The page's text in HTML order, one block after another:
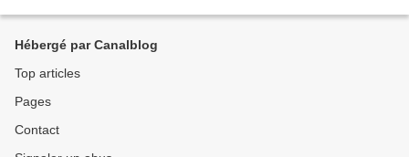
Hébergé par Canalblog
Top articles
Pages
Contact